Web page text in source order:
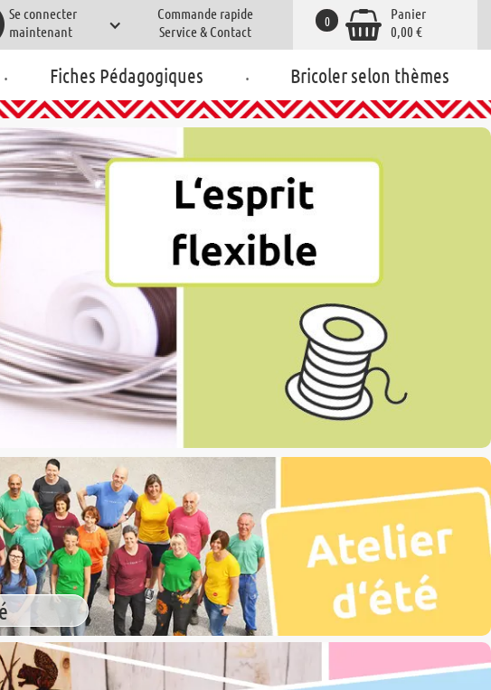
Se connecter
maintenant
Commande rapide
Service & Contact
Panier
0,00 €
0
. Fiches Pédagogiques . Bricoler selon thèmes